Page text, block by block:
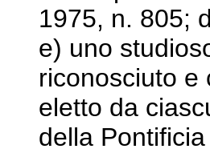
1975, n. 805;
e) uno
riconosciuto e
eletto da
della